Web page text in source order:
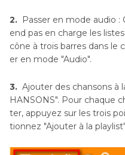
2. Passer en mode audio
end pas en charge les
cône à trois barres dans le
er en mode "Audio".
3. Ajouter des chansons à
HANSONS". Pour chaque
ter, appuyez sur les trois
tionnez "Ajouter à la